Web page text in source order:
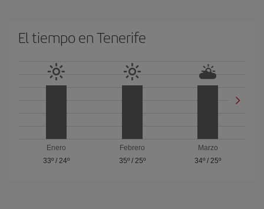
El tiempo en Tenerife
Enero
33º/ 24º
Febrero
35º/ 25º
Marzo
34º /25º